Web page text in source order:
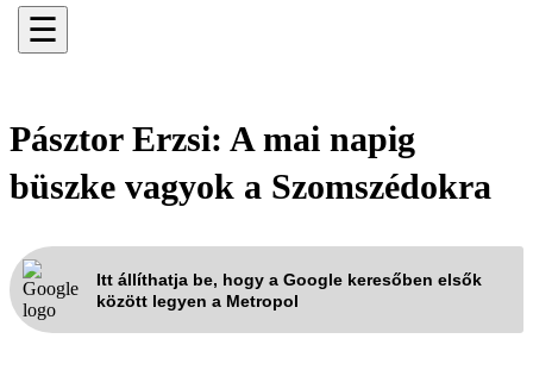
☰
Pásztor Erzsi: A mai napig
büszke vagyok a Szomszédokra
Itt állíthatja be, hogy a Google keresőben elsők
között legyen a Metropol